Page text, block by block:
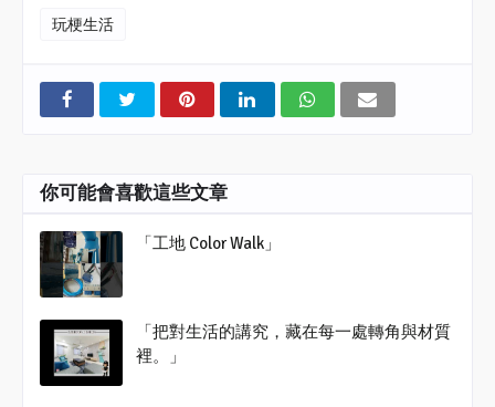
玩梗生活
你可能會喜歡這些文章
「工地 Color Walk」
「把對生活的講究，藏在每一處轉角與材質
裡。」